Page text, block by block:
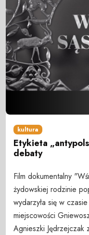
kultura
Etykieta
debaty
Film dokumentalny
żydowskiej rodzinie
wydarzyła się w
miejscowości
Agnieszki Jędrzejczak